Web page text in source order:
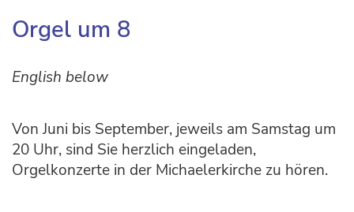
Orgel um 8
English below
Von Juni bis September, jeweils am Samstag um
20 Uhr, sind Sie herzlich eingeladen,
Orgelkonzerte in der Michaelerkirche zu hören.